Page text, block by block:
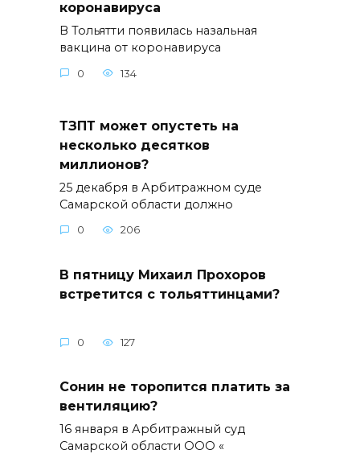
коронавируса
В Тольятти появилась назальная
вакцина от коронавируса
0 134
ТЗПТ может опустеть на
несколько десятков
миллионов?
25 декабря в Арбитражном суде
Самарской области должно
0 206
В пятницу Михаил Прохоров
встретится с тольяттинцами?
0 127
Сонин не торопится платить за
вентиляцию?
16 января в Арбитражный суд
Самарской области ООО «